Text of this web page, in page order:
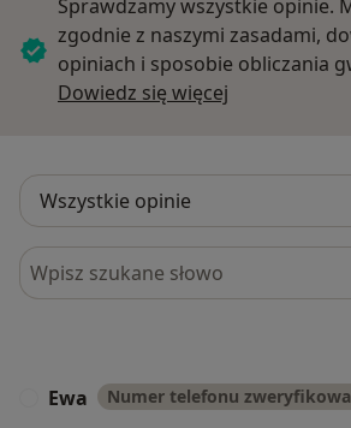
Sprawdzamy wszystkie opinie.
zgodnie z naszymi zasadami,
opiniach i sposobie obliczania
Dowiedz się więcej
Szukaj w opiniach
Ewa Numer telefonu